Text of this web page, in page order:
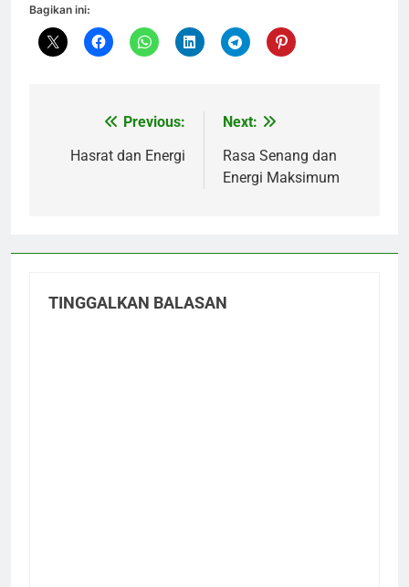
Bagikan ini:
Navigasi
pos
Previous:
Hasrat dan Energi
Next:
Rasa Senang dan
Energi Maksimum
TINGGALKAN BALASAN